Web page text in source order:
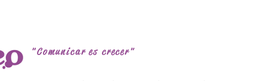
"Comunicar es crecer"